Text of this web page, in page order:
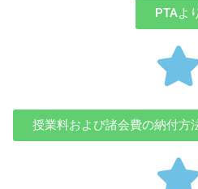
PTAよ
授業料および諸会費の納付方